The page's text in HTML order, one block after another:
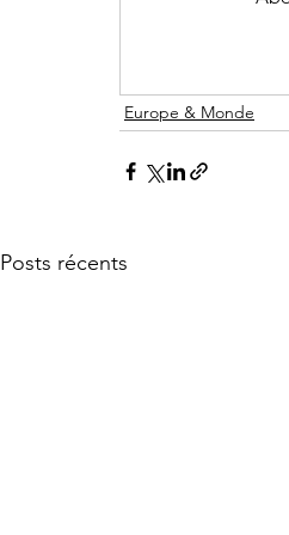
Europe & Monde
Posts récents